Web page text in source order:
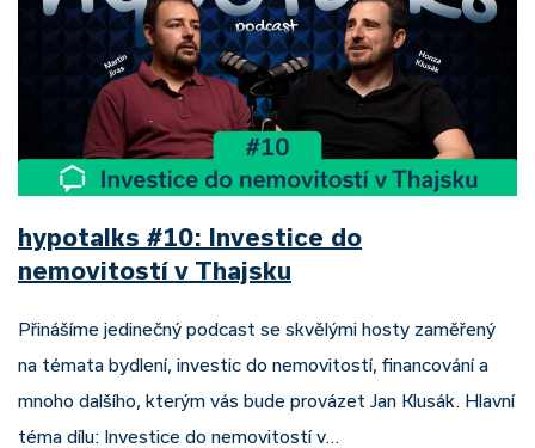
hypotalks #10: Investice do
nemovitostí v Thajsku
Přinášíme jedinečný podcast se skvělými hosty zaměřený
na témata bydlení, investic do nemovitostí, financování a
mnoho dalšího, kterým vás bude provázet Jan Klusák. Hlavní
téma dílu: Investice do nemovitostí v…